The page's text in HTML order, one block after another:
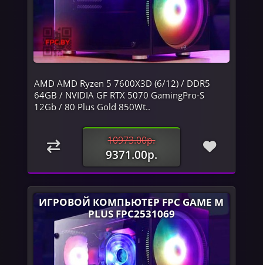
AMD AMD Ryzen 5 7600X3D (6/12) / DDR5
64GB / NVIDIA GF RTX 5070 GamingPro-S
12Gb / 80 Plus Gold 850Wt..
10973.00р.
9371.00р.
ИГРОВОЙ КОМПЬЮТЕР FPC GAME M
PLUS FPC2531069